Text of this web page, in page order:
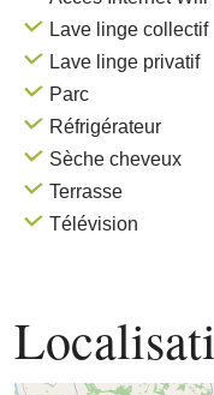
Lave linge collectif
Lave linge privatif
Parc
Réfrigérateur
Sèche cheveux
Terrasse
Télévision